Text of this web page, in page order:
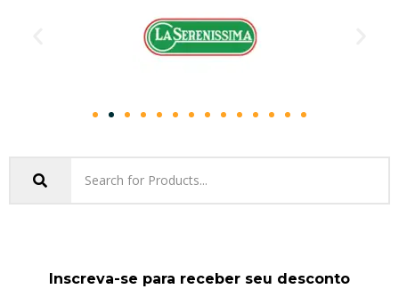
Inscreva-se para receber seu desconto